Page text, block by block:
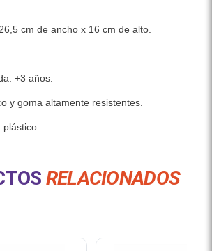
cm de ancho x 16 cm de alto.
+3 años.
y goma altamente resistentes.
RELACIONADOS